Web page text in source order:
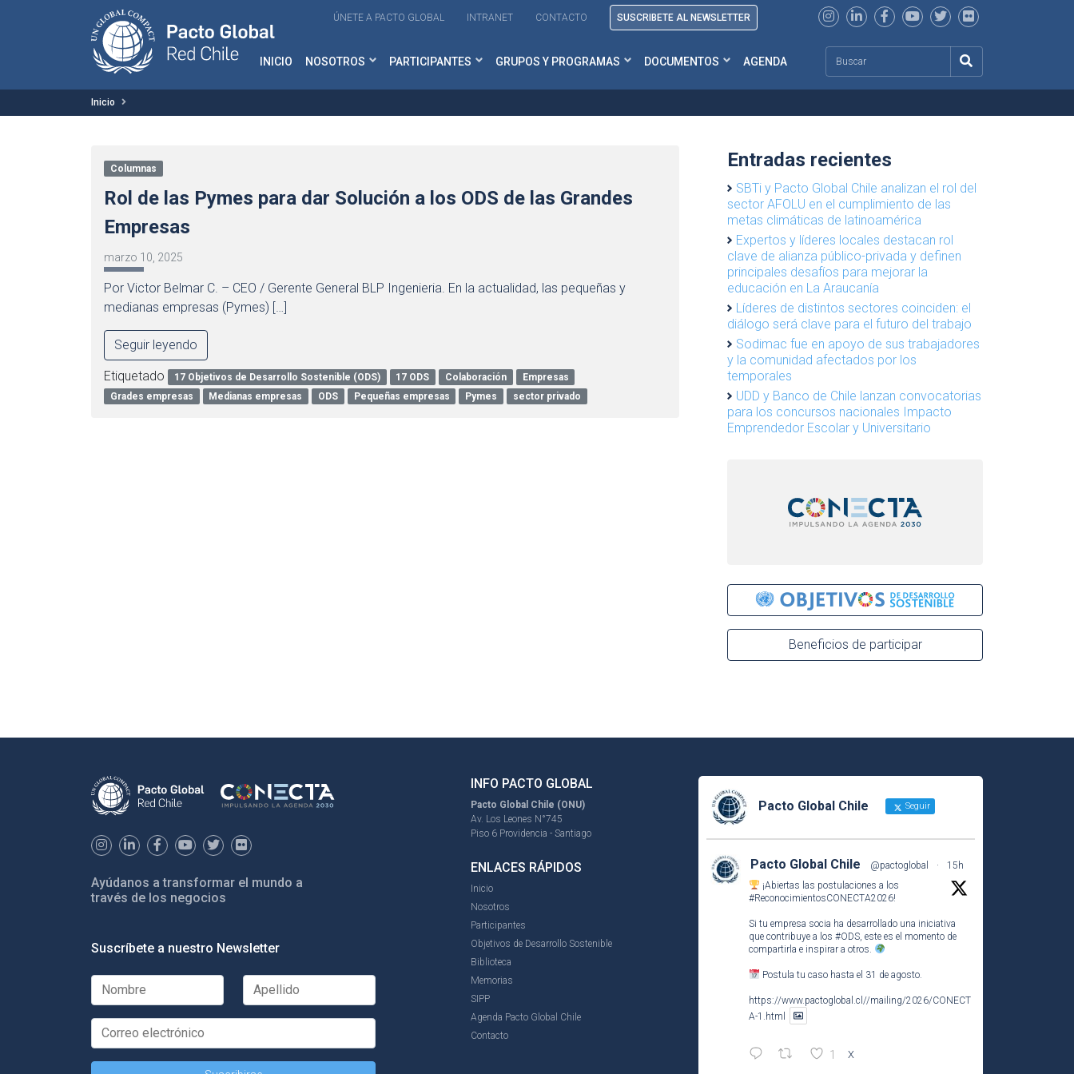
ÚNETE A PACTO GLOBAL INTRANET CONTACTO SUSCRIBETE AL NEWSLETTER
INICIO NOSOTROS PARTICIPANTES GRUPOS Y PROGRAMAS DOCUMENTOS AGENDA
Inicio
Columnas
Rol de las Pymes para dar Solución a los ODS de las Grandes
Empresas
marzo 10, 2025
Por Victor Belmar C. – CEO / Gerente General BLP Ingenieria. En la actualidad, las pequeñas y
medianas empresas (Pymes) […]
Seguir leyendo
Etiquetado 17 Objetivos de Desarrollo Sostenible (ODS) 17 ODS Colaboración
Empresas
Grades empresas
Medianas empresas ODS Pequeñas empresas Pymes sector privado
Entradas recientes
SBTi y Pacto Global Chile analizan el rol del
sector AFOLU en el cumplimiento de las
metas climáticas de latinoamérica
Expertos y líderes locales destacan rol
clave de alianza público-privada y definen
principales desafíos para mejorar la
educación en La Araucanía
Líderes de distintos sectores coinciden: el
diálogo será clave para el futuro del trabajo
Sodimac fue en apoyo de sus trabajadores
y la comunidad afectados por los
temporales
UDD y Banco de Chile lanzan convocatorias
para los concursos nacionales Impacto
Emprendedor Escolar y Universitario
Beneficios de participar
Ayúdanos a transformar el mundo a
través de los negocios
Suscríbete a nuestro Newsletter
INFO PACTO GLOBAL
Pacto Global Chile (ONU)
Av. Los Leones N°745
Piso 6 Providencia - Santiago
ENLACES RÁPIDOS
Inicio
Nosotros
Participantes
Objetivos de Desarrollo Sostenible
Biblioteca
Memorias
SIPP
Agenda Pacto Global Chile
Contacto
Pacto Global Chile Seguir
Pacto Global Chile @pactoglobal ·
15h
¡Abiertas las postulaciones a los
#ReconocimientosCONECTA2026!
Si tu empresa socia ha desarrollado una iniciativa
que contribuye a los #ODS, este es el momento de
compartirla e inspirar a otros.
Postula tu caso hasta el 31 de agosto.
https://www.pactoglobal.cl//mailing/2026/CONECT
A-1.html
1 X